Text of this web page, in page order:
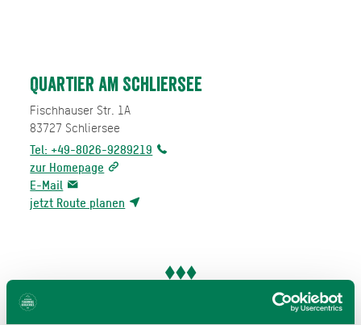
Quartier am Schliersee
Fischhauser Str. 1A
83727 Schliersee
Tel: +49-8026-9289219
zur Homepage
E-Mail
jetzt Route planen